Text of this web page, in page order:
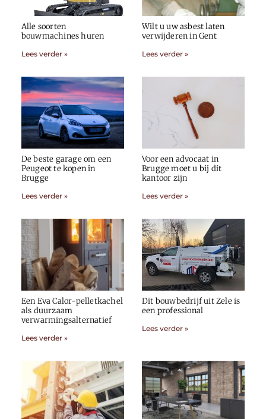
Alle soorten
bouwmachines huren
Lees verder »
Wilt u uw asbest laten
verwijderen in Gent
Lees verder »
De beste garage om een
Peugeot te kopen in
Brugge
Lees verder »
Voor een advocaat in
Brugge moet u bij dit
kantoor zijn
Lees verder »
Een Eva Calor-pelletkachel
als duurzaam
verwarmingsalternatief
Lees verder »
Dit bouwbedrijf uit Zele is
een professional
Lees verder »